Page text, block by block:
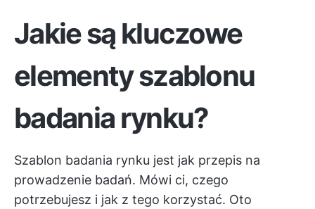
Jakie są kluczowe
elementy szablonu
badania rynku?
Szablon badania rynku jest jak przepis na
prowadzenie badań. Mówi ci, czego
potrzebujesz i jak z tego korzystać. Oto